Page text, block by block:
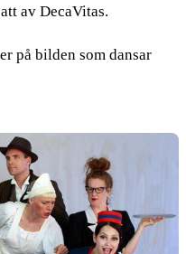
av DecaVitas.
på bilden som dansar